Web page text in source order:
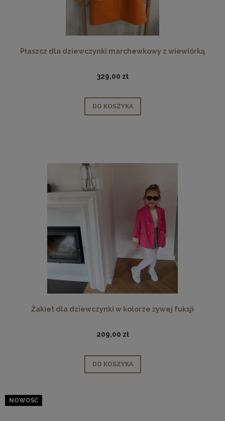
Płaszcz dla dziewczynki marchewkowy z wiewiórką
329,00 zł
DO KOSZYKA
Żakiet dla dziewczynki w kolorze żywej fuksji
209,00 zł
DO KOSZYKA
NOWOŚĆ